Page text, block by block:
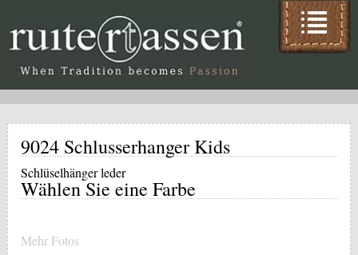
9024 Schlusserhanger Kids
Schlüselhänger leder
Wählen Sie eine Farbe
Mehr Fotos